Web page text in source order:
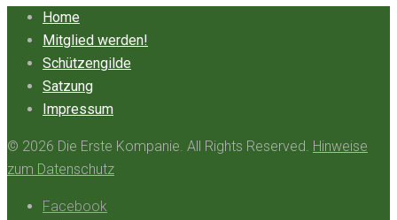
Home
Mitglied werden!
Schützengilde
Satzung
Impressum
© 2026 Die Erste Kompanie. All Rights Reserved. Hinweise
zum Datenschutz
Facebook